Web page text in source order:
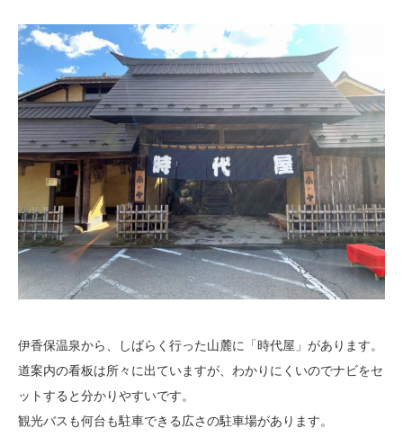
伊香保温泉から、しばらく行った山麓に「時代屋」があります。
道案内の看板は所々に出ていますが、わかりにくいのでナビをセ
ットすると分かりやすいです。
観光バスも何台も駐車できる広さの駐車場があります。